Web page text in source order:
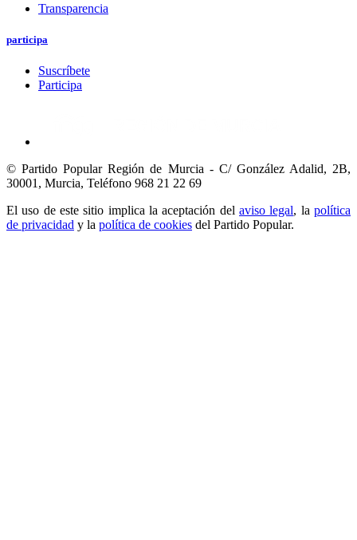
Transparencia
participa
Suscríbete
Participa
© Partido Popular Región de Murcia - C/ González Adalid, 2B,
30001, Murcia, Teléfono 968 21 22 69
El uso de este sitio implica la aceptación del aviso legal, lapolítica
de privacidad y la política de cookies del Partido Popular.